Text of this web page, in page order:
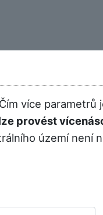
více parametrů
provést
území není